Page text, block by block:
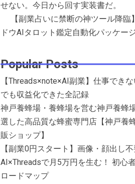
せない。今日から回す実装書だ。
【副業占いに禁断の神ツール降臨
ドウAIタロット鑑定自動化パッケー
Popular Posts
【Threads×note×AI副業】仕事でき
でも収益化できた全記録
神戸養蜂場・養蜂場を営む神戸養蜂
選した高品質な蜂蜜専門店【神戸養
販ショップ】
【副業0円スタート】画像・顔出し
AI×Threadsで月5万円を生む！ 初心
ロードマップ